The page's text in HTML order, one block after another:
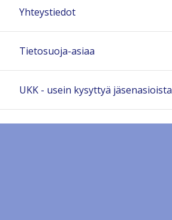
Yhteystiedot
Tietosuoja-asiaa
UKK - usein kysyttyä jäsenasioista